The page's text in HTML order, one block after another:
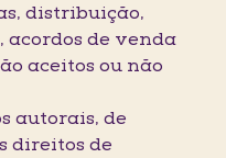
distribuição,
acordos de venda
aceitos ou não
autorais, de
direitos de